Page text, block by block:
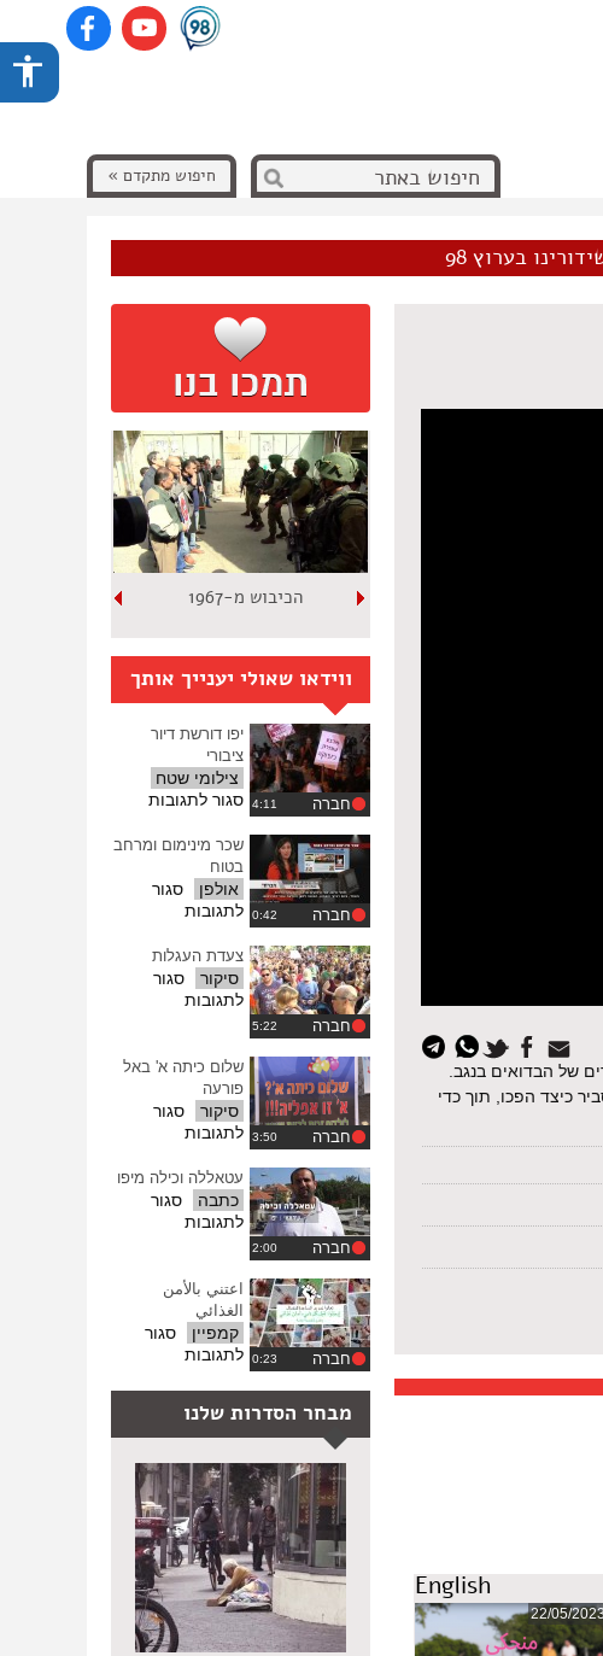
חיפוש מתקדם »
בערוץ 98
של הבדואים בנגב.
כיצד הפכו, תוך כדי
English
22/05/
הכיבוש מ-1967
ווידאו שאולי יענייך אותך
חברה
יפו דורשת דיור
ציבורי
צילומי שטח
סגור לתגובותעל
דורשת
חברה
שכר מינימום ומרחב
בטוח
אולפן
סגור
לתגובותעל
מינימום
ומרחב
בטוח
חברה
צעדת העגלות
סיקור
סגור
לתגובותעל
חברה
שלום כיתה א' באל
פורעה
סיקור
סגור
לתגובותעל
כיתה
א'
באל
חברה
עטאללה וכילה מיפו
כתבה
סגור
לתגובותעל
מיפו
חברה
اعتني بالأمن
الغذائي
קמפיין
סגור
לתגובותעל
بالأمن
מבחר הסדרות שלנו